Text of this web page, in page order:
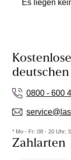
Es liegen
0800 - 600
* Mo - Fr: 08 - 20 Uhr;
Zahlarten